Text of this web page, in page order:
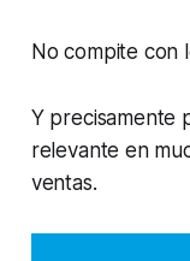
No compite con
Y precisamente
relevante en
ventas.